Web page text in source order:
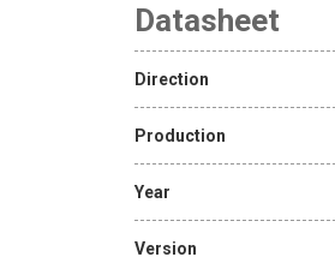
Datasheet
Direction
Production
Year
Version